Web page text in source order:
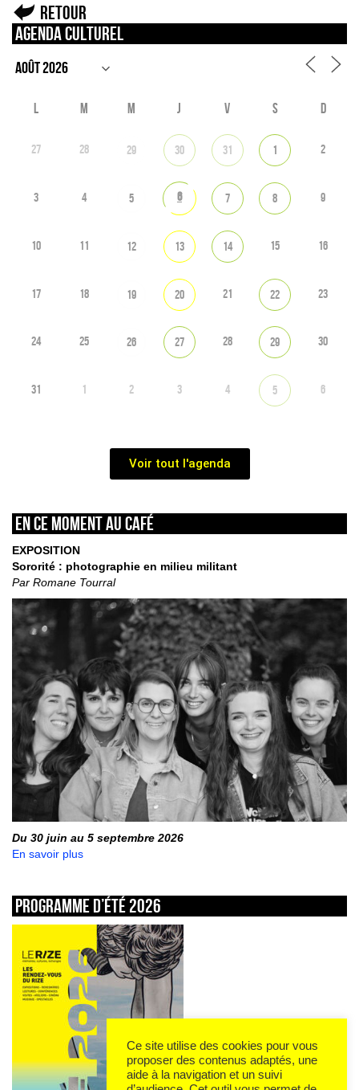
Retour
Agenda culturel
L M M J V S D
27 28 29 30 31 1 2
3 4 5 6 7 8 9
10 11 12 13 14 15 16
17 18 19 20 21 22 23
24 25 26 27 28 29 30
31 1 2 3 4 5 6
Voir tout l'agenda
En ce moment au café
EXPOSITION
Sororité : photographie en milieu militant
Par Romane Tourral
Du 30 juin au 5 septembre 2026
En savoir plus
Programme d’été 2026
Ce site utilise des cookies pour vous
proposer des contenus adaptés, une
aide à la navigation et un suivi